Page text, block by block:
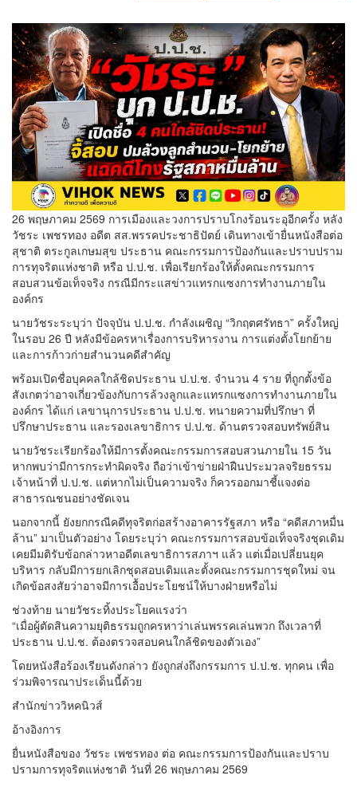
26 พฤษภาคม 2569 การเมืองและวงการปราบโกงร้อนระอุอีกครั้ง หลัง
วัชระ เพชรทอง อดีต สส.พรรคประชาธิปัตย์ เดินทางเข้ายื่นหนังสือต่อ
สุชาติ ตระกูลเกษมสุข ประธาน คณะกรรมการป้องกันและปราบปราม
การทุจริตแห่งชาติ หรือ ป.ป.ช. เพื่อเรียกร้องให้ตั้งคณะกรรมการ
สอบสวนข้อเท็จจริง กรณีมีกระแสข่าวแทรกแซงการทำงานภายใน
องค์กร
นายวัชระระบุว่า ปัจจุบัน ป.ป.ช. กำลังเผชิญ “วิกฤตศรัทธา” ครั้งใหญ่
ในรอบ 26 ปี หลังมีข้อครหาเรื่องการบริหารงาน การแต่งตั้งโยกย้าย
และการก้าวก่ายสำนวนคดีสำคัญ
พร้อมเปิดชื่อบุคคลใกล้ชิดประธาน ป.ป.ช. จำนวน 4 ราย ที่ถูกตั้งข้อ
สังเกตว่าอาจเกี่ยวข้องกับการล้วงลูกและแทรกแซงการทำงานภายใน
องค์กร ได้แก่ เลขานุการประธาน ป.ป.ช. ทนายความที่ปรึกษา ที่
ปรึกษาประธาน และรองเลขาธิการ ป.ป.ช. ด้านตรวจสอบทรัพย์สิน
นายวัชระเรียกร้องให้มีการตั้งคณะกรรมการสอบสวนภายใน 15 วัน
หากพบว่ามีการกระทำผิดจริง ถือว่าเข้าข่ายฝ่าฝืนประมวลจริยธรรม
เจ้าหน้าที่ ป.ป.ช. แต่หากไม่เป็นความจริง ก็ควรออกมาชี้แจงต่อ
สาธารณชนอย่างชัดเจน
นอกจากนี้ ยังยกกรณีคดีทุจริตก่อสร้างอาคารรัฐสภา หรือ “คดีสภาหมื่น
ล้าน” มาเป็นตัวอย่าง โดยระบุว่า คณะกรรมการสอบข้อเท็จจริงชุดเดิม
เคยมีมติรับข้อกล่าวหาอดีตเลขาธิการสภาฯ แล้ว แต่เมื่อเปลี่ยนยุค
บริหาร กลับมีการยกเลิกชุดสอบเดิมและตั้งคณะกรรมการชุดใหม่ จน
เกิดข้อสงสัยว่าอาจมีการเอื้อประโยชน์ให้บางฝ่ายหรือไม่
ช่วงท้าย นายวัชระทิ้งประโยคแรงว่า
“เมื่อผู้ตัดสินความยุติธรรมถูกครหาว่าเล่นพรรคเล่นพวก ถึงเวลาที่
ประธาน ป.ป.ช. ต้องตรวจสอบคนใกล้ชิดของตัวเอง”
โดยหนังสือร้องเรียนดังกล่าว ยังถูกส่งถึงกรรมการ ป.ป.ช. ทุกคน เพื่อ
ร่วมพิจารณาประเด็นนี้ด้วย
สำนักข่าววิหคนิวส์
อ้างอิงการ
ยื่นหนังสือของ วัชระ เพชรทอง ต่อ คณะกรรมการป้องกันและปราบ
ปรามการทุจริตแห่งชาติ วันที่ 26 พฤษภาคม 2569